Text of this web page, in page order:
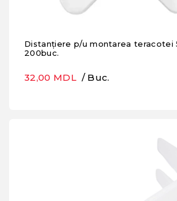
Distanțiere p/u montarea teracotei
200buc.
32,00 MDL / Buc.